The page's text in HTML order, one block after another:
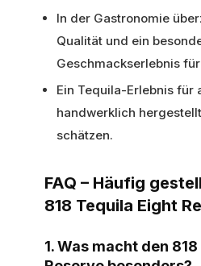
In der Gastronomie
Qualität und ein
Geschmackserlebnis
Ein Tequila-Erlebnis für
handwerklich
schätzen.
FAQ – Häufig
818 Tequila Eight
1. Was macht den